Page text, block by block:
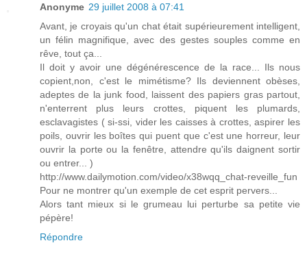
Anonyme 29 juillet 2008 à 07:41
Avant, je croyais qu'un chat était supérieurement intelligent,
un félin magnifique, avec des gestes souples comme en
rêve, tout ça...
Il doit y avoir une dégénérescence de la race... Ils nous
copient,non, c'est le mimétisme? Ils deviennent obèses,
adeptes de la junk food, laissent des papiers gras partout,
n'enterrent plus leurs crottes, piquent les plumards,
esclavagistes ( si-ssi, vider les caisses à crottes, aspirer les
poils, ouvrir les boîtes qui puent que c'est une horreur, leur
ouvrir la porte ou la fenêtre, attendre qu'ils daignent sortir
ou entrer... )
http://www.dailymotion.com/video/x38wqq_chat-reveille_fun
Pour ne montrer qu'un exemple de cet esprit pervers...
Alors tant mieux si le grumeau lui perturbe sa petite vie
pépère!
Répondre